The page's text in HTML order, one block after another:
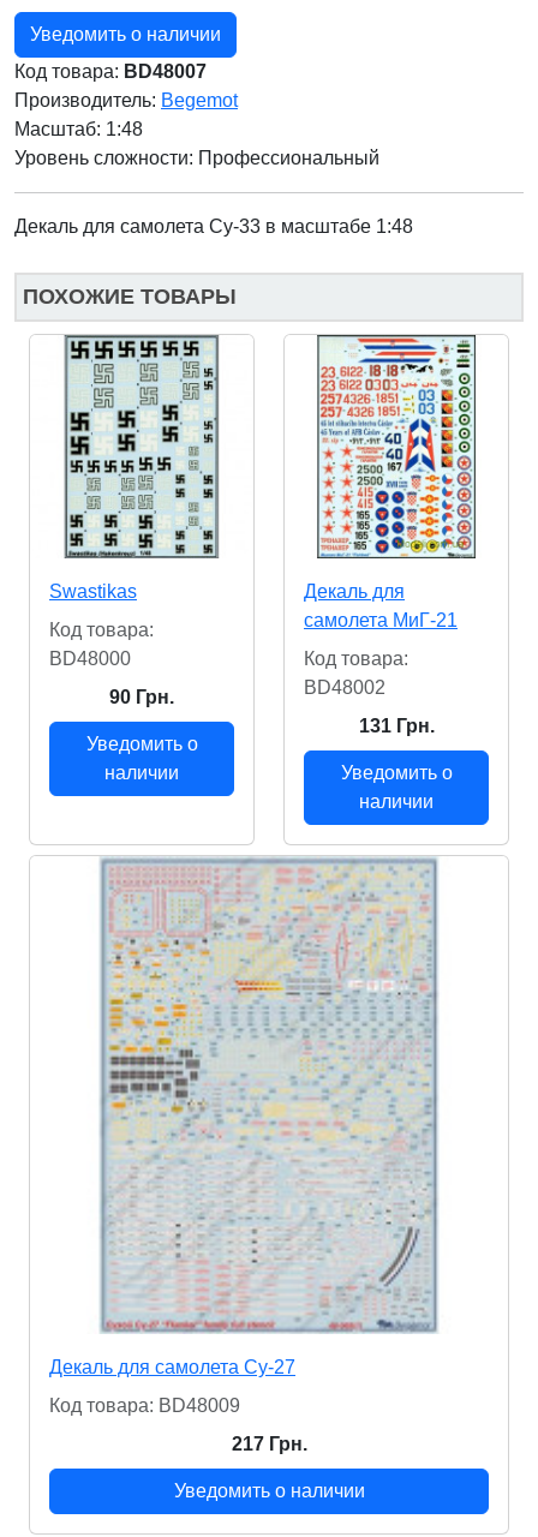
Уведомить о наличии
Код товара: BD48007
Производитель: Begemot
Масштаб: 1:48
Уровень сложности: Профессиональный
Декаль для самолета Су-33 в масштабе 1:48
ПОХОЖИЕ ТОВАРЫ
Swastikas
Код товара:
BD48000
90 Грн.
Уведомить о
наличии
Декаль для
самолета МиГ-21
Код товара:
BD48002
131 Грн.
Уведомить о
наличии
Декаль для самолета Су-27
Код товара: BD48009
217 Грн.
Уведомить о наличии